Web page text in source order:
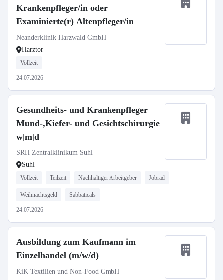
Krankenpfleger/in oder
Examinierte(r) Altenpfleger/in
Neanderklinik Harzwald GmbH
Harztor
Vollzeit
24.07.2026
Gesundheits- und Krankenpfleger
Mund-,Kiefer- und Gesichtschirurgie
w|m|d
SRH Zentralklinikum Suhl
Suhl
Vollzeit Teilzeit Nachhaltiger Arbeitgeber Jobrad
Weihnachtsgeld Sabbaticals
24.07.2026
Ausbildung zum Kaufmann im
Einzelhandel (m/w/d)
KiK Textilien und Non-Food GmbH